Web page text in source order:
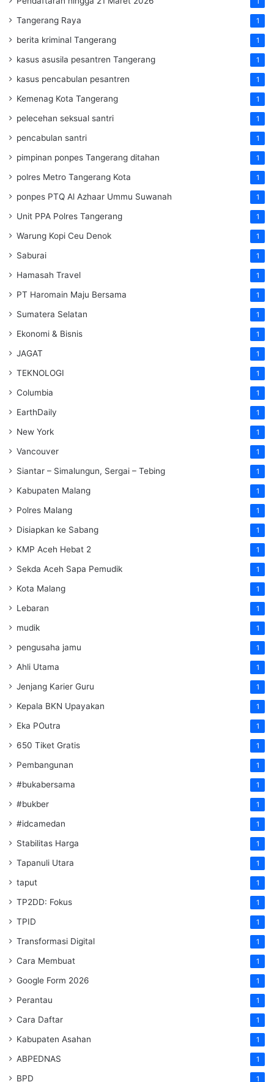
Tangerang Raya 1
berita kriminal Tangerang 1
kasus asusila pesantren Tangerang 1
kasus pencabulan pesantren 1
Kemenag Kota Tangerang 1
pelecehan seksual santri 1
pencabulan santri 1
pimpinan ponpes Tangerang ditahan 1
polres Metro Tangerang Kota 1
ponpes PTQ Al Azhaar Ummu Suwanah 1
Unit PPA Polres Tangerang 1
Warung Kopi Ceu Denok 1
Saburai 1
Hamasah Travel 1
PT Haromain Maju Bersama 1
Sumatera Selatan 1
Ekonomi & Bisnis 1
JAGAT 1
TEKNOLOGI 1
Columbia 1
EarthDaily 1
New York 1
Vancouver 1
Siantar – Simalungun, Sergai – Tebing 1
Kabupaten Malang 1
Polres Malang 1
Disiapkan ke Sabang 1
KMP Aceh Hebat 2 1
Sekda Aceh Sapa Pemudik 1
Kota Malang 1
Lebaran 1
mudik 1
pengusaha jamu 1
Ahli Utama 1
Jenjang Karier Guru 1
Kepala BKN Upayakan 1
Eka POutra 1
650 Tiket Gratis 1
Pembangunan 1
#bukabersama 1
#bukber 1
#idcamedan 1
Stabilitas Harga 1
Tapanuli Utara 1
taput 1
TP2DD: Fokus 1
TPID 1
Transformasi Digital 1
Cara Membuat 1
Google Form 2026 1
Perantau 1
Cara Daftar 1
Kabupaten Asahan 1
ABPEDNAS 1
BPD 1